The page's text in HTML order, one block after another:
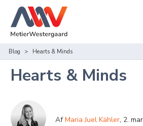
Blog Hearts & Minds
Hearts & Minds
AfMaria Juel Kähler, 2.